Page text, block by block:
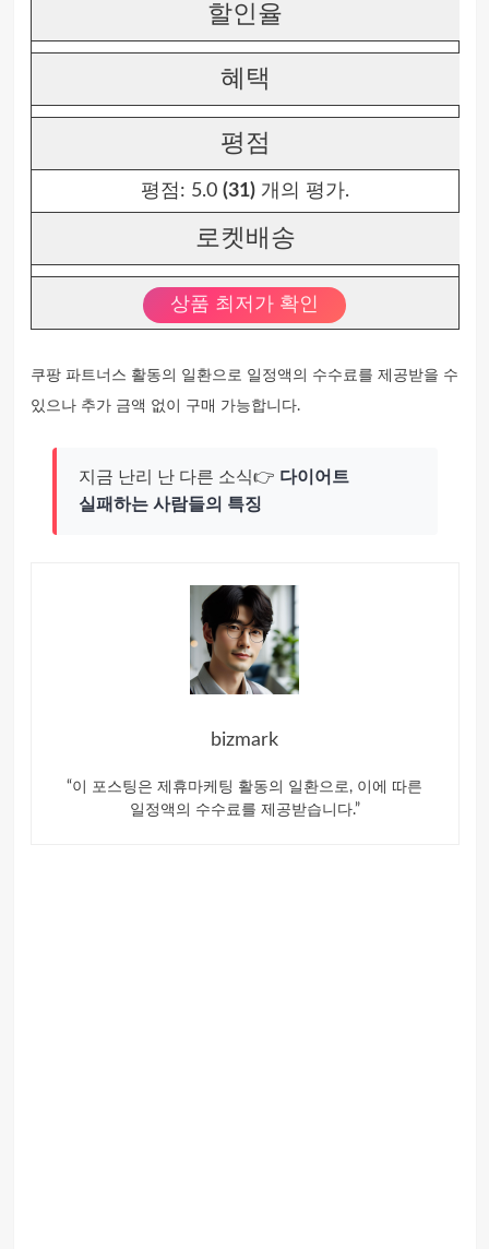
할인율
혜택
평점
평점: 5.0 (31)개의 평가.
로켓배송
상품 최저가 확인
쿠팡 파트너스 활동의 일환으로 일정액의 수수료를 제공받을 수
있으나 추가 금액 없이 구매 가능합니다.
지금 난리 난 다른 소식👉 다이어트
실패하는 사람들의 특징
bizmark
“이 포스팅은 제휴마케팅 활동의 일환으로, 이에 따른
일정액의 수수료를 제공받습니다.”